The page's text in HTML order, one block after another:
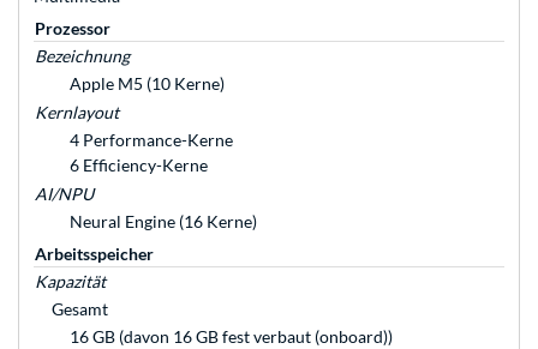
Prozessor
Bezeichnung
Apple M5 (10 Kerne)
Kernlayout
4 Performance-Kerne
6 Efficiency-Kerne
AI/NPU
Neural Engine (16 Kerne)
Arbeitsspeicher
Kapazität
Gesamt
16 GB (davon 16 GB fest verbaut (onboard))